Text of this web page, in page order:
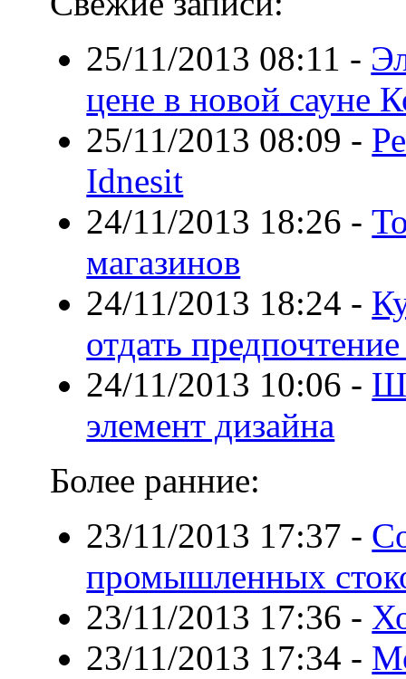
25/11/2013 08:11 -
цене в новой сауне
25/11/2013 08:09 -
Idnesit
24/11/2013 18:26 -
магазинов
24/11/2013 18:24 -
отдать
24/11/2013 10:06 -
элемент дизайна
Более ранние:
23/11/2013 17:37 -
промышленных
23/11/2013 17:36 -
23/11/2013 17:34 -